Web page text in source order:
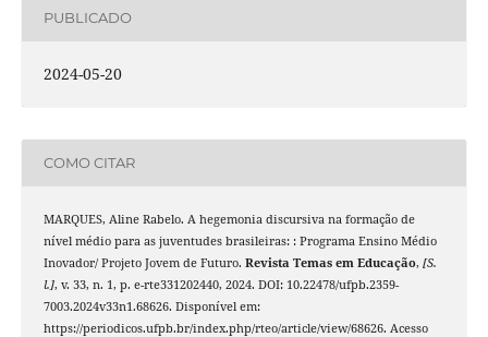
PUBLICADO
2024-05-20
COMO CITAR
MARQUES, Aline Rabelo. A hegemonia discursiva na formação de
nível médio para as juventudes brasileiras: : Programa Ensino Médio
Inovador/ Projeto Jovem de Futuro. Revista Temas em Educação, [S.
l.], v. 33, n. 1, p. e-rte331202440, 2024. DOI: 10.22478/ufpb.2359-
7003.2024v33n1.68626. Disponível em:
https://periodicos.ufpb.br/index.php/rteo/article/view/68626. Acesso